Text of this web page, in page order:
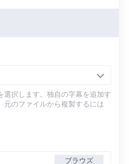
選択します。独自の字幕を追加す
元のファイルから複製するには
ブラウズ